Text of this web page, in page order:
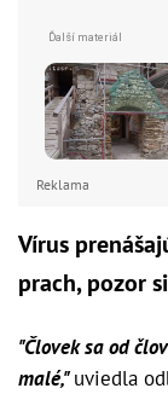
Reklama
Vírus
prach, pozor
"Človek sa od
malé,"uviedla